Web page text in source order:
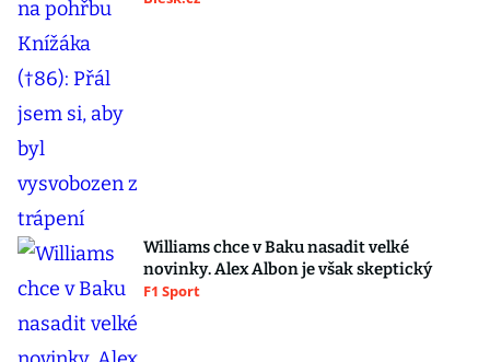
Williams chce v Baku nasadit velké
novinky. Alex Albon je však skeptický
F1 Sport